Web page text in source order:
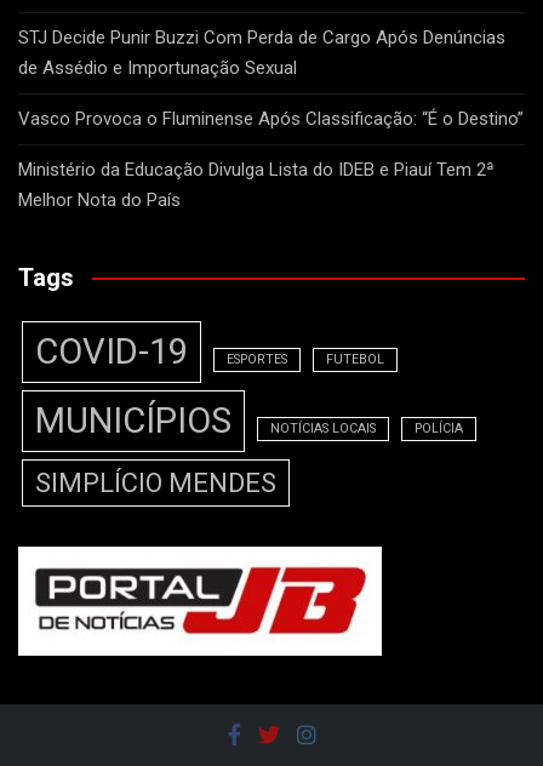
STJ Decide Punir Buzzi Com Perda de Cargo Após Denúncias
de Assédio e Importunação Sexual
Vasco Provoca o Fluminense Após Classificação: “É o Destino”
Ministério da Educação Divulga Lista do IDEB e Piauí Tem 2ª
Melhor Nota do País
Tags
COVID-19 ESPORTES FUTEBOL
MUNICÍPIOS NOTÍCIAS LOCAIS POLÍCIA
SIMPLÍCIO MENDES